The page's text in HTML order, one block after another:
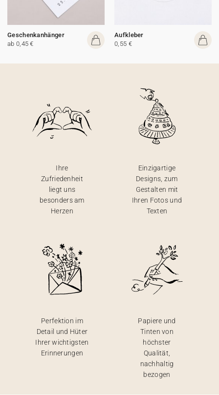
Geschenkanhänger
ab 0,45 €
Aufkleber
0,55 €
Ihre
Zufriedenheit
liegt uns
besonders am
Herzen
Einzigartige
Designs, zum
Gestalten mit
Ihren Fotos und
Texten
Perfektion im
Detail und Hüter
Ihrer wichtigsten
Erinnerungen
Papiere und
Tinten von
höchster
Qualität,
nachhaltig
bezogen